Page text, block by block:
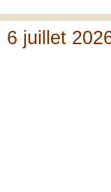
6 juillet